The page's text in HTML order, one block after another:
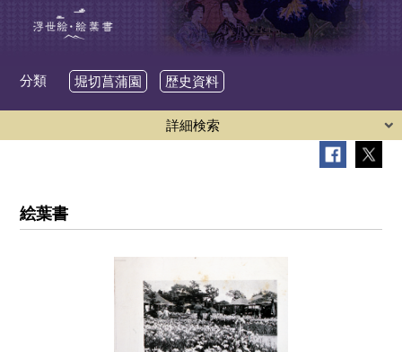
分類 堀切菖蒲園 歴史資料
詳細検索
絵葉書